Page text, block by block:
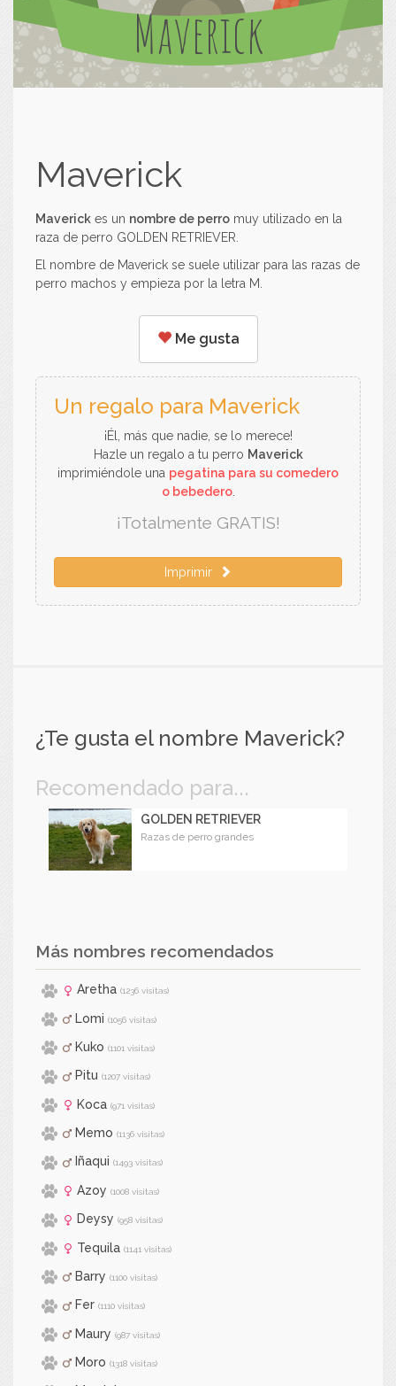
Maverick
Maverick
Maverick es un nombre de perro muy utilizado en la
raza de perro GOLDEN RETRIEVER.
El nombre de Maverick se suele utilizar para las razas de
perro machos y empieza por la letra M.
Me gusta
Un regalo para Maverick
¡Él, más que nadie, se lo merece!
Hazle un regalo a tu perro Maverick
imprimiéndole una pegatina para su comedero
o bebedero.
¡Totalmente GRATIS!
Imprimir
¿Te gusta el nombre Maverick?
Recomendado para...
GOLDEN RETRIEVER
Razas de perro grandes
Más nombres recomendados
Aretha (1236 visitas)
Lomi (1056 visitas)
Kuko (1101 visitas)
Pitu (1207 visitas)
Koca (971 visitas)
Memo (1136 visitas)
Iñaqui (1493 visitas)
Azoy (1008 visitas)
Deysy (958 visitas)
Tequila (1141 visitas)
Barry (1100 visitas)
Fer (1110 visitas)
Maury (987 visitas)
Moro (1318 visitas)